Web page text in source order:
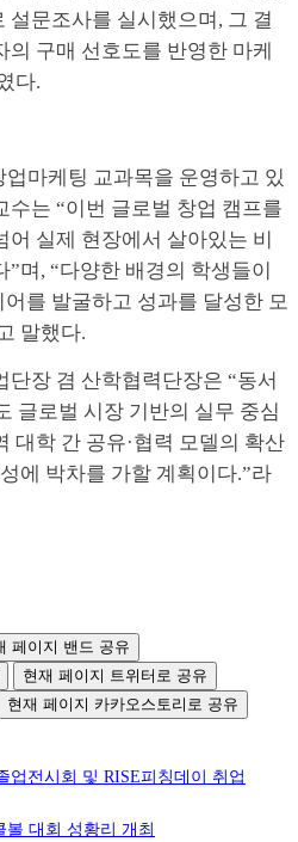
설문조사를 실시했으며, 그 결
구매 선호도를 반영한 마케
다.
마케팅 교과목을 운영하고 있
수는 “이번 글로벌 창업 캠프를
실제 현장에서 살아있는 비
며, “다양한 배경의 학생들이
를 발굴하고 성과를 달성한 모
말했다.
장 겸 산학협력단장은 “동서
글로벌 시장 기반의 실무 중심
대학 간 공유·협력 모델의 확산
에 박차를 가할 계획이다.”라
페이지 밴드 공유
현재 페이지 트위터로 공유
현재 페이지 카카오스토리로 공유
업전시회 및 RISE피칭데이 취업
대회 성황리 개최